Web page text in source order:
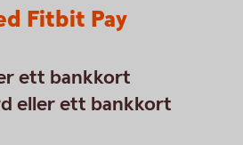
Fitbit Pay
ett bankkort
eller ett bankkort